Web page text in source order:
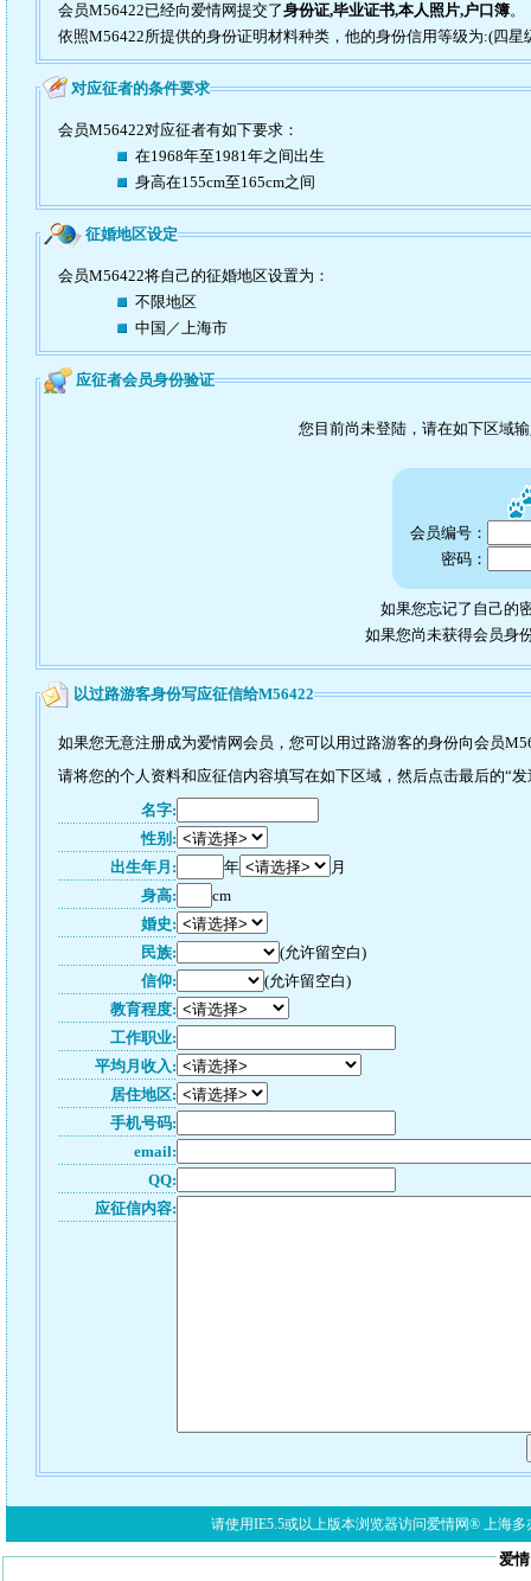
会员M56422已经向爱情网提交了身份证,毕业证书,本人照片,户口簿。
依照M56422所提供的身份证明材料种类，他的身份信用等级为:(四星
对应征者的条件要求
会员M56422对应征者有如下要求：
在1968年至1981年之间出生
身高在155cm至165cm之间
征婚地区设定
会员M56422将自己的征婚地区设置为：
不限地区
中国／上海市
应征者会员身份验证
您目前尚未登陆，请在如下区域
会员编号：
密码：
如果您忘记了自己的
如果您尚未获得会员身
以过路游客身份写应征信给M56422
如果您无意注册成为爱情网会员，您可以用过路游客的身份向会员
请将您的个人资料和应征信内容填写在如下区域，然后点击最后的“
名字:
性别:
出生年月:
年
月
身高:
cm
婚史:
民族:
(允许留空白)
信仰:
(允许留空白)
教育程度:
工作职业:
平均月收入:
居住地区:
手机号码:
email:
QQ:
应征信内容:
请使用IE5.5或以上版本浏览器访问爱情网® 上海多
爱